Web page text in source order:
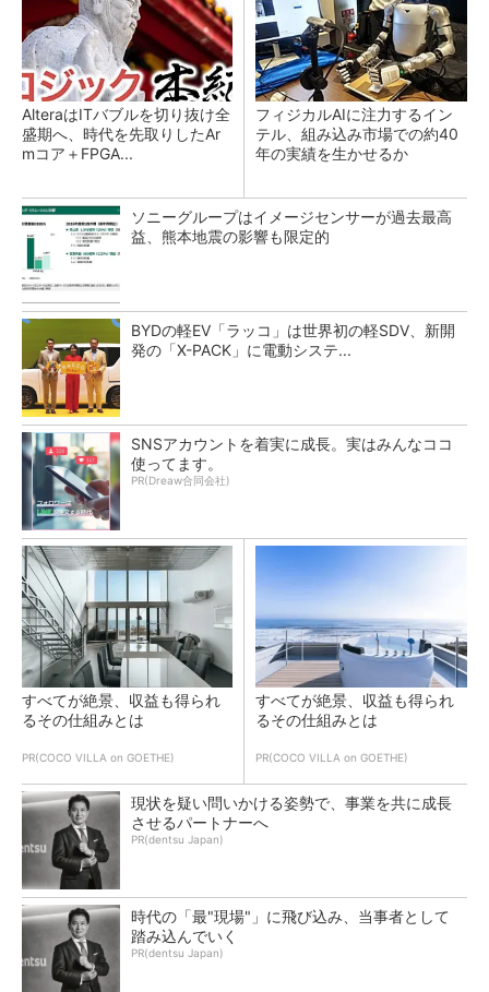
AlteraはITバブルを切り抜け全
盛期へ、時代を先取りしたAr
mコア＋FPGA...
フィジカルAIに注力するイン
テル、組み込み市場での約40
年の実績を生かせるか
ソニーグループはイメージセンサーが過去最高
益、熊本地震の影響も限定的
BYDの軽EV「ラッコ」は世界初の軽SDV、新開
発の「X-PACK」に電動システ...
SNSアカウントを着実に成長。実はみんなココ
使ってます。
PR(Dreaw合同会社)
すべてが絶景、収益も得られ
るその仕組みとは
PR(COCO VILLA on GOETHE)
すべてが絶景、収益も得られ
るその仕組みとは
PR(COCO VILLA on GOETHE)
現状を疑い問いかける姿勢で、事業を共に成長
させるパートナーへ
PR(dentsu Japan)
時代の「最"現場"」に飛び込み、当事者として
踏み込んでいく
PR(dentsu Japan)